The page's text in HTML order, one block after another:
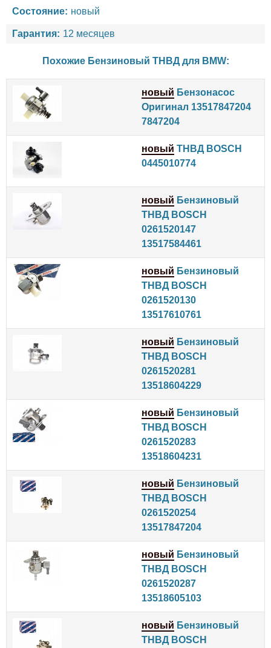
Состояние: новый
Гарантия: 12 месяцев
Похожие Бензиновый ТНВД для BMW:
новый Бензонасос
Оригинал 13517847204
7847204
новый ТНВД BOSCH
0445010774
новый Бензиновый
ТНВД BOSCH
0261520147
13517584461
новый Бензиновый
ТНВД BOSCH
0261520130
13517610761
новый Бензиновый
ТНВД BOSCH
0261520281
13518604229
новый Бензиновый
ТНВД BOSCH
0261520283
13518604231
новый Бензиновый
ТНВД BOSCH
0261520254
13517847204
новый Бензиновый
ТНВД BOSCH
0261520287
13518605103
новый Бензиновый
ТНВД BOSCH